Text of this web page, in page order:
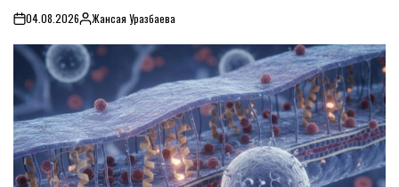
on04.08.2026PostedЖансая Уразбаева